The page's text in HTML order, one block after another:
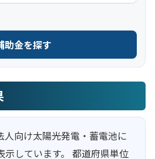
助金を探す
人向け太陽光発電・蓄電池に
示しています。 都道府県単位